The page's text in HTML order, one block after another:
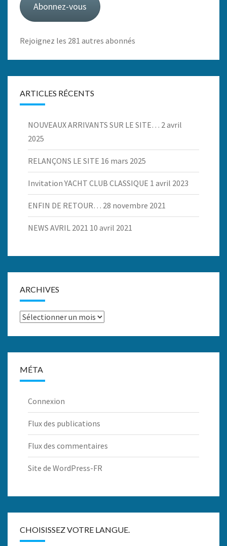
Abonnez-vous
Rejoignez les 281 autres abonnés
ARTICLES RÉCENTS
NOUVEAUX ARRIVANTS SUR LE SITE… 2 avril
2025
RELANÇONS LE SITE 16 mars 2025
Invitation YACHT CLUB CLASSIQUE 1 avril 2023
ENFIN DE RETOUR… 28 novembre 2021
NEWS AVRIL 2021 10 avril 2021
ARCHIVES
Archives
MÉTA
Connexion
Flux des publications
Flux des commentaires
Site de WordPress-FR
CHOISISSEZ VOTRE LANGUE.